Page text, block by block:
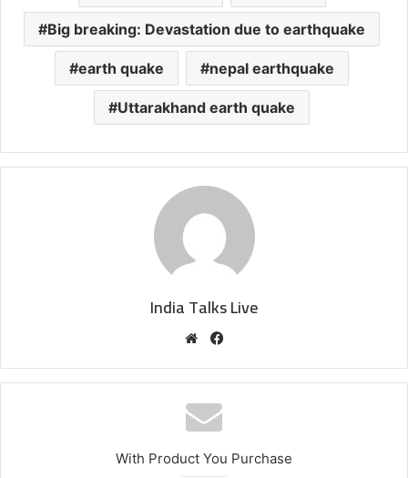
Big breaking: Devastation due to earthquake
earth quake nepal earthquake
Uttarakhand earth quake
India Talks Live
We
te
bo
With Product You Purchase